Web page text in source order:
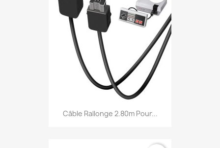
Câble Rallonge 2.80m Pour...